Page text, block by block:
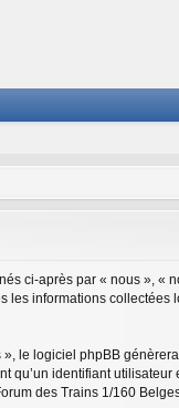
ci-après par « nous », «
informations collectées
le logiciel phpBB
qu’un identifiant
des Trains 1/160